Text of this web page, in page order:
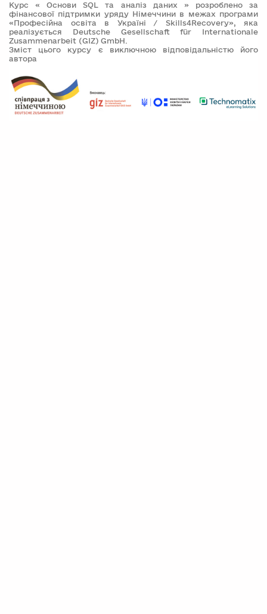
Курс « Основи SQL та аналіз даних » розроблено за
фінансової підтримки уряду Німеччини в межах програми
«Професійна освіта в Україні / Skills4Recovery», яка
реалізується Deutsche Gesellschaft für Internationale
Zusammenarbeit (GIZ) GmbH.
Зміст цього курсу є виключною відповідальністю його
автора